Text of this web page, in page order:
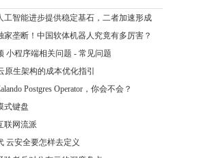
工智能进步提供稳定基石，二者加速形成
家垄断！中国软体机器人究竟有多厉害？
小程序端相关问题 - 常见问题
原生架构的成本优化指引
Postgres Operator，你会不会？
式键盘
联网流派
云安全要怎样去定义